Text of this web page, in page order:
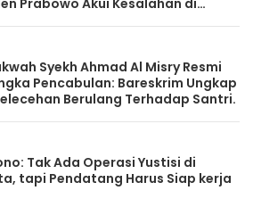
Prabowo Akui Kesalahan di
Syekh Ahmad Al Misry Resmi
Pencabulan: Bareskrim Ungkap
Berulang Terhadap Santri.
Tak Ada Operasi Yustisi di
tapi Pendatang Harus Siap kerja